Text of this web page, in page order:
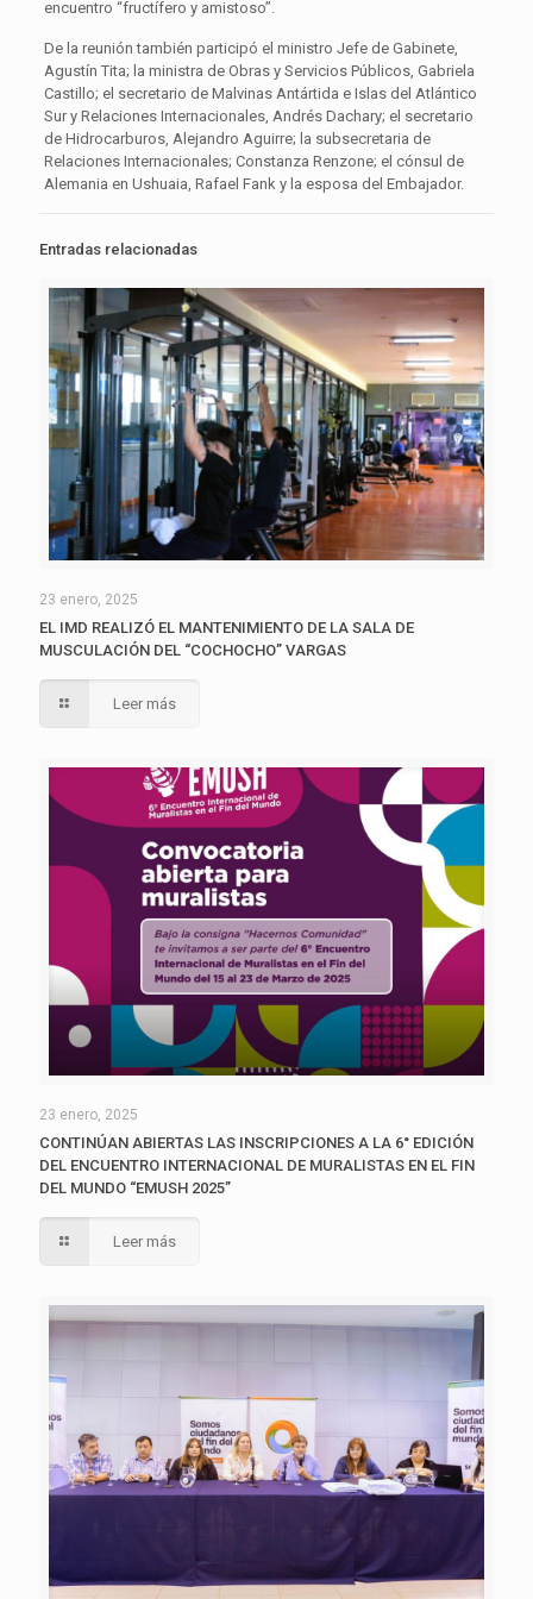
encuentro “fructífero y amistoso”.
De la reunión también participó el ministro Jefe de Gabinete,
Agustín Tita; la ministra de Obras y Servicios Públicos, Gabriela
Castillo; el secretario de Malvinas Antártida e Islas del Atlántico
Sur y Relaciones Internacionales, Andrés Dachary; el secretario
de Hidrocarburos, Alejandro Aguirre; la subsecretaria de
Relaciones Internacionales; Constanza Renzone; el cónsul de
Alemania en Ushuaia, Rafael Fank y la esposa del Embajador.
Entradas relacionadas
23 enero, 2025
EL IMD REALIZÓ EL MANTENIMIENTO DE LA SALA DE
MUSCULACIÓN DEL “COCHOCHO” VARGAS
Leer más
23 enero, 2025
CONTINÚAN ABIERTAS LAS INSCRIPCIONES A LA 6° EDICIÓN
DEL ENCUENTRO INTERNACIONAL DE MURALISTAS EN EL FIN
DEL MUNDO “EMUSH 2025”
Leer más